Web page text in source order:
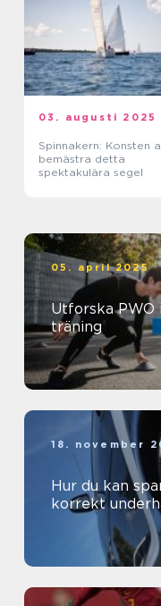
03. augusti 2025
Spinnakern: Konsten
bemästra detta
spektakulära segel
05. april 2025
Utforska
träning
18. november
Hur du kan
korrekt